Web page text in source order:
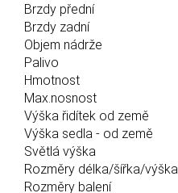
Brzdy přední
Brzdy zadní
Objem nádrže
Palivo
Hmotnost
Max.nosnost
Výška řidítek od země
Výška sedla - od země
Světlá výška
Rozměry délka/šířka/výška
Rozměry balení